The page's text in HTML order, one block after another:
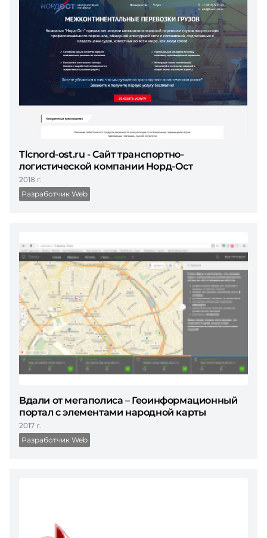
Tlcnord-ost.ru - Cайт транспортно-
логистической компании Норд-Ост
2018 г.
Разработчик Web
Вдали от мегаполиса – Геоинформационный
портал с элементами народной карты
2017 г.
Разработчик Web